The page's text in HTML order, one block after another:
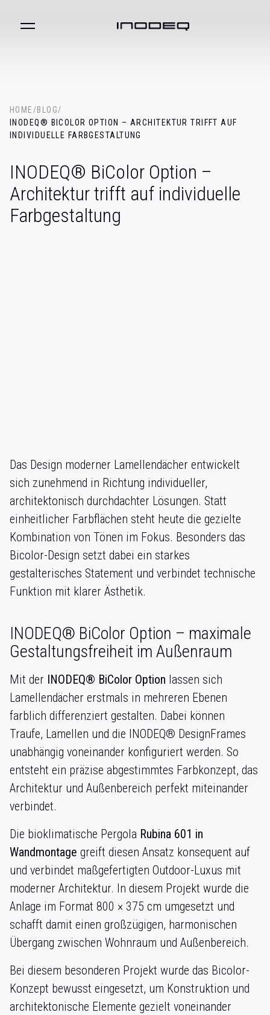
HOME /BLOG/
INODEQ® BICOLOR OPTION – ARCHITEKTUR TRIFFT AUF
INDIVIDUELLE FARBGESTALTUNG
INODEQ® BiColor Option –
Architektur trifft auf individuelle
Farbgestaltung
Das Design moderner Lamellendächer entwickelt
sich zunehmend in Richtung individueller,
architektonisch durchdachter Lösungen. Statt
einheitlicher Farbflächen steht heute die gezielte
Kombination von Tönen im Fokus. Besonders das
Bicolor-Design setzt dabei ein starkes
gestalterisches Statement und verbindet technische
Funktion mit klarer Ästhetik.
INODEQ® BiColor Option – maximale
Gestaltungsfreiheit im Außenraum
Mit der INODEQ® BiColor Option lassen sich
Lamellendächer erstmals in mehreren Ebenen
farblich differenziert gestalten. Dabei können
Traufe, Lamellen und die INODEQ® DesignFrames
unabhängig voneinander konfiguriert werden. So
entsteht ein präzise abgestimmtes Farbkonzept, das
Architektur und Außenbereich perfekt miteinander
verbindet.
Die bioklimatische Pergola Rubina 601 in
Wandmontage greift diesen Ansatz konsequent auf
und verbindet maßgefertigten Outdoor-Luxus mit
moderner Architektur. In diesem Projekt wurde die
Anlage im Format 800 × 375 cm umgesetzt und
schafft damit einen großzügigen, harmonischen
Übergang zwischen Wohnraum und Außenbereich.
Bei diesem besonderen Projekt wurde das Bicolor-
Konzept bewusst eingesetzt, um Konstruktion und
architektonische Elemente gezielt voneinander